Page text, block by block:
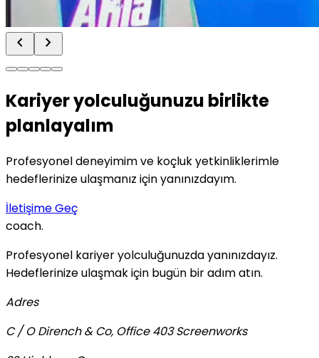
chevron_left chevron_right
Kariyer yolculuğunuzu birlikte
planlayalım
Profesyonel deneyimim ve koçluk yetkinliklerimle
hedeflerinize ulaşmanız için yanınızdayım.
İletişime Geç
coach.
Profesyonel kariyer yolculuğunuzda yanınızdayız.
Hedeflerinize ulaşmak için bugün bir adım atın.
Adres
C / O Dirench & Co, Office 403 Screenworks